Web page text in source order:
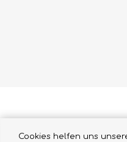
Cookies helfen uns